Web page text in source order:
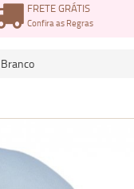
FRETE GRÁTIS
Confira as Regras